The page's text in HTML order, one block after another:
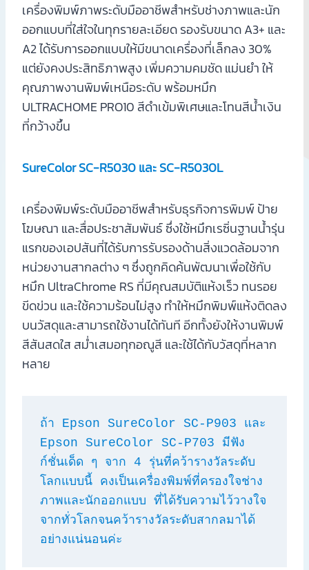
เครื่องพิมพ์ภาพระดับมืออาชีพสำหรับช่างภาพและนัก
ออกแบบที่ใส่ใจในทุกรายละเอียด รองรับขนาด A3+ และ
A2 ได้รับการออกแบบให้มีขนาดเครื่องที่เล็กลง 30%
แต่ยังคงประสิทธิภาพสูง เพิ่มความคมชัด แม่นยำ ให้
คุณภาพงานพิมพ์เหนือระดับ พร้อมหมึก
ULTRACHOME PRO10 สีดำเข้มพิเศษและโทนสีน้ำเงิน
ที่กว้างขึ้น
SureColor SC-R5030 และ SC-R5030L
เครื่องพิมพ์ระดับมืออาชีพสำหรับธุรกิจการพิมพ์ ป้าย
โฆษณา และสื่อประชาสัมพันธ์ ซึ่งใช้หมึกเรซิ่นฐานน้ำรุ่น
แรกของเอปสันที่ได้รับการรับรองด้านสิ่งแวดล้อมจาก
หน่วยงานสากลต่าง ๆ ซึ่งถูกคิดค้นพัฒนาเพื่อใช้กับ
หมึก UltraChrome RS ที่มีคุณสมบัติแห้งเร็ว ทนรอย
ขีดข่วน และใช้ความร้อนไม่สูง ทำให้หมึกพิมพ์แห้งติดลง
บนวัสดุและสามารถใช้งานได้ทันที อีกทั้งยังให้งานพิมพ์
สีสันสดใส สม่ำเสมอทุกอณูสี และใช้ได้กับวัสดุที่หลาก
หลาย
ถ้า Epson SureColor SC-P903 และ
Epson SureColor SC-P703 มีฟัง
ก์ชั่นเด็ด ๆ จาก 4 รุ่นที่คว้ารางวัลระดับ
โลกแบบนี้ คงเป็นเครื่องพิมพ์ที่ครองใจช่าง
ภาพและนักออกแบบ ที่ได้รับความไว้วางใจ
จากทั่วโลกจนคว้ารางวัลระดับสากลมาได้
อย่างแน่นอนค่ะ